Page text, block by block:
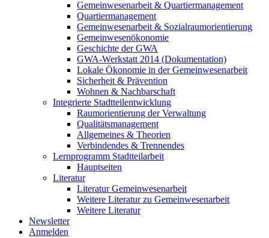
Gemeinwesenarbeit & Quartiermanagement
Quartiermanagement
Gemeinwesenarbeit & Sozialraumorientierung
Gemeinwesenökonomie
Geschichte der GWA
GWA-Werkstatt 2014 (Dokumentation)
Lokale Ökonomie in der Gemeinwesenarbeit
Sicherheit & Prävention
Wohnen & Nachbarschaft
Integrierte Stadtteilentwicklung
Raumorientierung der Verwaltung
Qualitätsmanagement
Allgemeines & Theorien
Verbindendes & Trennendes
Lernprogramm Stadtteilarbeit
Hauptseiten
Literatur
Literatur Gemeinwesenarbeit
Weitere Literatur zu Gemeinwesenarbeit
Weitere Literatur
Newsletter
Anmelden